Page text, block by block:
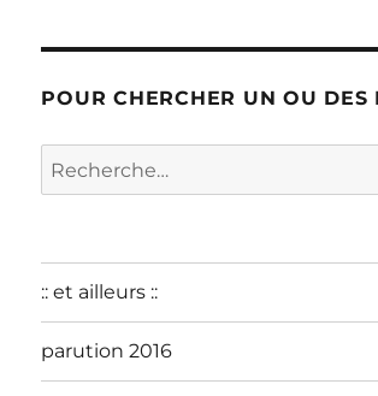
POUR CHERCHER UN OU DES
Recherche
pour :
:: et ailleurs ::
parution 2016